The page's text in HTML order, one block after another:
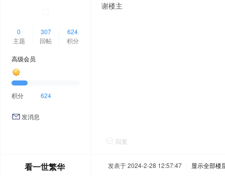
0
主题
307
回帖
624
积分
高级会员
积分 624
发消息
谢楼主
回复
看一世繁华 发表于 2024-2-28 12:57:47 显示全部楼